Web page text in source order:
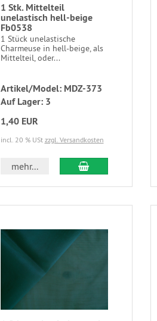
1 Stk. Mittelteil
unelastisch hell-beige
Fb0538
1 Stück unelastische
Charmeuse in hell-beige, als
Mittelteil, oder...
Artikel/Model: MDZ-373
Auf Lager: 3
1,40 EUR
incl. 20 % USt zzgl. Versandkosten
mehr...